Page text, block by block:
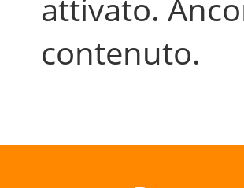
attivato.
contenuto.